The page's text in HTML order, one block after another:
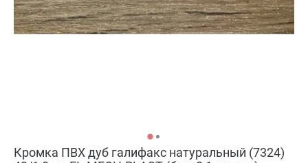
Кромка ПВХ дуб галифакс натуральный (7324)